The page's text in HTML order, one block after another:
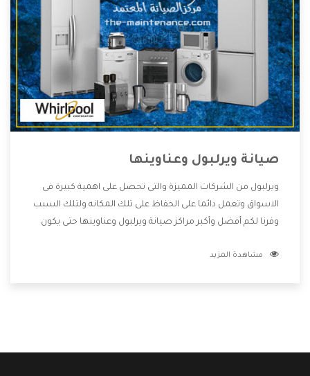
صيانة ويرلبول وعناوينها
ويرلبول من الشركات المميزة والتى تحصل على اهمية كبيرة فى
الاسواق وتعمل دائما على الحفاظ على تلك المكانه ولتلك السبب
وفرنا لكم أفضل وأكبر مراكز صيانة ويرلبول وعناوينها حتى يكون
دون اى ازعاج كما أننا نهتم بكل ما يحتاجه المستهلك لكى نحافظ
مشاهدة المزيد